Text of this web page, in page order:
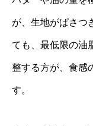
が、生地がぱさつ
ても、最低限の油
整する方が、食感
す。